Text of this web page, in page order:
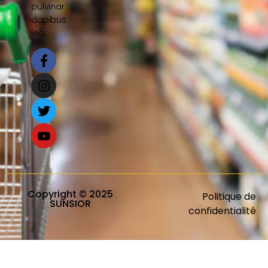
pulvinar
dapibus
leo.
Copyright © 2025
SUNSIOR
Politique de
confidentialité